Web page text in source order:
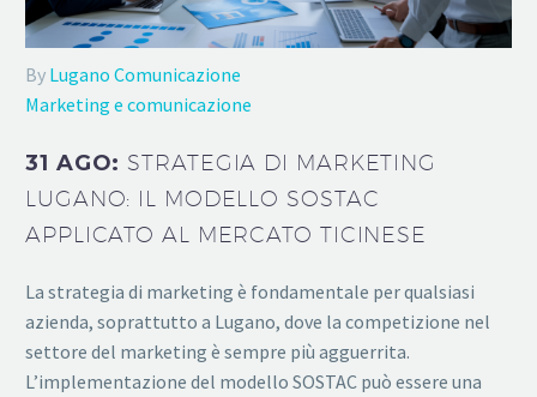
By Lugano Comunicazione
Marketing e comunicazione
31 AGO: STRATEGIA DI MARKETING
LUGANO: IL MODELLO SOSTAC
APPLICATO AL MERCATO TICINESE
La strategia di marketing è fondamentale per qualsiasi
azienda, soprattutto a Lugano, dove la competizione nel
settore del marketing è sempre più agguerrita.
L’implementazione del modello SOSTAC può essere una